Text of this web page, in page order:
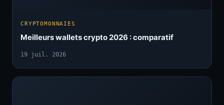
CRYPTOMONNAIES
Meilleurs wallets crypto 2026 : comparatif
19 juil. 2026